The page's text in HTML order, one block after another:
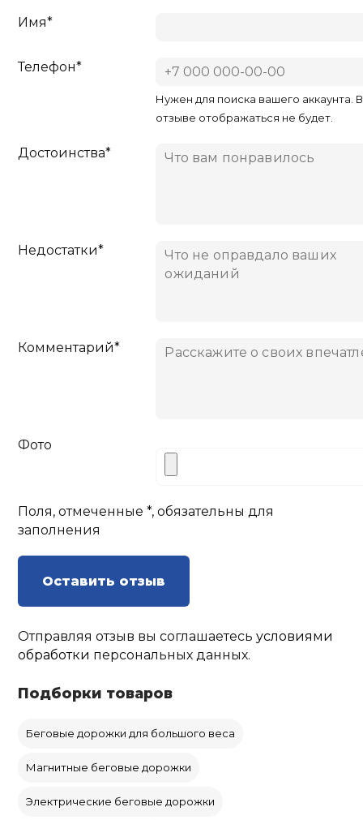
Имя*
Телефон*
Нужен для поиска вашего аккаунта. В
отзыве отображаться не будет.
Достоинства*
Недостатки*
Комментарий*
Фото
Поля, отмеченные *, обязательны для
заполнения
Оставить отзыв
Отправляя отзыв вы соглашаетесьусловиями
обработки персональных данных.
Подборки товаров
Беговые дорожки для большого веса
Магнитные беговые дорожки
Электрические беговые дорожки